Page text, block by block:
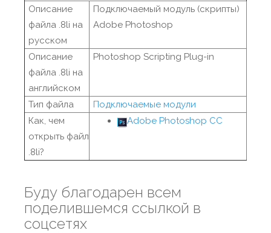
Описание
файла .8li на
русском
Подключаемый модуль (скрипты)
Adobe Photoshop
Описание
файла .8li на
английском
Photoshop Scripting Plug-in
Тип файла
Подключаемые модули
Как, чем
открыть файл
.8li?
Adobe Photoshop CC
Буду благодарен всем
поделившемся ссылкой в
соцсетях